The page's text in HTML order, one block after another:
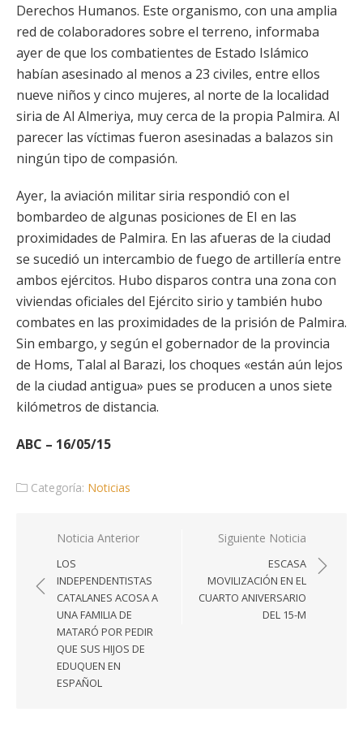
Derechos Humanos. Este organismo, con una amplia
red de colaboradores sobre el terreno, informaba
ayer de que los combatientes de Estado Islámico
habían asesinado al menos a 23 civiles, entre ellos
nueve niños y cinco mujeres, al norte de la localidad
siria de Al Almeriya, muy cerca de la propia Palmira. Al
parecer las víctimas fueron asesinadas a balazos sin
ningún tipo de compasión.
Ayer, la aviación militar siria respondió con el
bombardeo de algunas posiciones de EI en las
proximidades de Palmira. En las afueras de la ciudad
se sucedió un intercambio de fuego de artillería entre
ambos ejércitos. Hubo disparos contra una zona con
viviendas oficiales del Ejército sirio y también hubo
combates en las proximidades de la prisión de Palmira.
Sin embargo, y según el gobernador de la provincia
de Homs, Talal al Barazi, los choques «están aún lejos
de la ciudad antigua» pues se producen a unos siete
kilómetros de distancia.
ABC – 16/05/15
Categoría: Noticias
Navegación
entradas
Noticia Anterior
LOS
INDEPENDENTISTAS
CATALANES ACOSA A
UNA FAMILIA DE
MATARÓ POR PEDIR
QUE SUS HIJOS DE
EDUQUEN EN
ESPAÑOL
Siguiente Noticia
ESCASA
MOVILIZACIÓN EN EL
CUARTO ANIVERSARIO
DEL 15-M